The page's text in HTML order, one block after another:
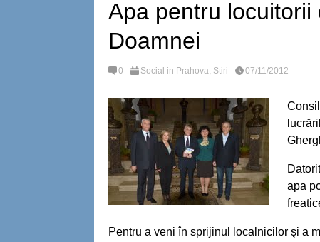
Apa pentru
Doamnei
0 Social in Prahova, Stiri 07/11/2012
apa
Pentru a veni în sprijinul localnicilor şi a